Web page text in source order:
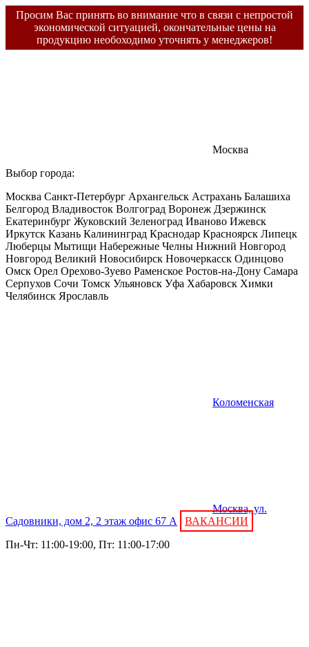
Просим Вас принять во внимание что в связи с непростой
экономической ситуацией, окончательные цены на
продукцию необоходимо уточнять у менеджеров!
Москва
Выбор города:
Москва Санкт-Петербург Архангельск Астрахань Балашиха
Белгород Владивосток Волгоград Воронеж Дзержинск
Екатеринбург Жуковский Зеленоград Иваново Ижевск
Иркутск Казань Калининград Краснодар Красноярск Липецк
Люберцы Мытищи Набережные Челны Нижний Новгород
Новгород Великий Новосибирск Новочеркасск Одинцово
Омск Орел Орехово-Зуево Раменское Ростов-на-Дону Самара
Серпухов Сочи Томск Ульяновск Уфа Хабаровск Химки
Челябинск Ярославль
Коломенская
Москва, ул.
Садовники, дом 2, 2 этаж офис 67 А
ВАКАНСИИ
Пн-Чт: 11:00-19:00, Пт: 11:00-17:00